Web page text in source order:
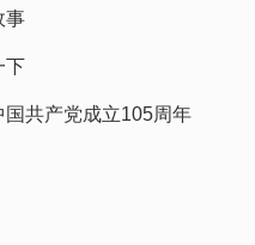
事
下
国共产党成立105周年